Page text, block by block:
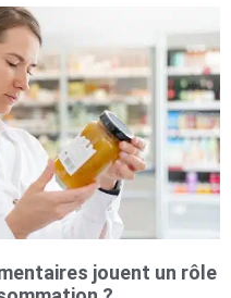
jouent un rôle